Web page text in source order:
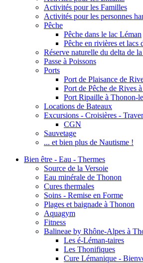
Activités pour les Familles
Activités pour les personnes
Pêche
Pêche dans le lac Léman
Pêche en rivières et lacs
Réserve naturelle du delta de
Passe à Poissons
Ports
Port de Plaisance de
Port de Pêche de Rives
Port Ripaille à Thonon-
Locations de Bateaux
Excursions - Croisières -
CGN
Sauvetage
... et bien plus de Nautisme !
Bien être - Eau - Thermes
Source de la Versoie
Eau minérale de Thonon
Cures thermales
Soins - Remise en Forme
Plages et baignade à Thonon
Aquagym
Fitness
Balineae by Rhône-Alpes à
Les é-Léman-taires
Les Thonifiques
Cure Lémanique -